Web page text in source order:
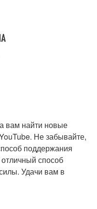
вам найти новые
Не забывайте,
поддержания
способ
Удачи вам в